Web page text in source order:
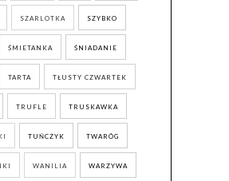
SZARLOTKA SZYBKO
ŚMIETANKA ŚNIADANIE
TARTA TŁUSTY CZWARTEK
TRUFLE TRUSKAWKA
TUŃCZYK TWARÓG
WANILIA WARZYWA